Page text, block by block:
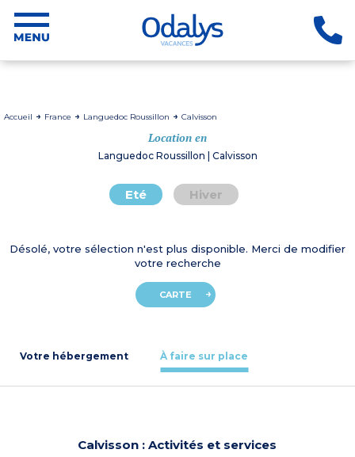
Accueil France Languedoc Roussillon Calvisson
Location en
Languedoc Roussillon | Calvisson
Eté Hiver
Désolé, votre sélection n'est plus disponible. Merci de modifier
votre recherche
CARTE
Votre hébergement À faire sur place
Calvisson : Activités et services